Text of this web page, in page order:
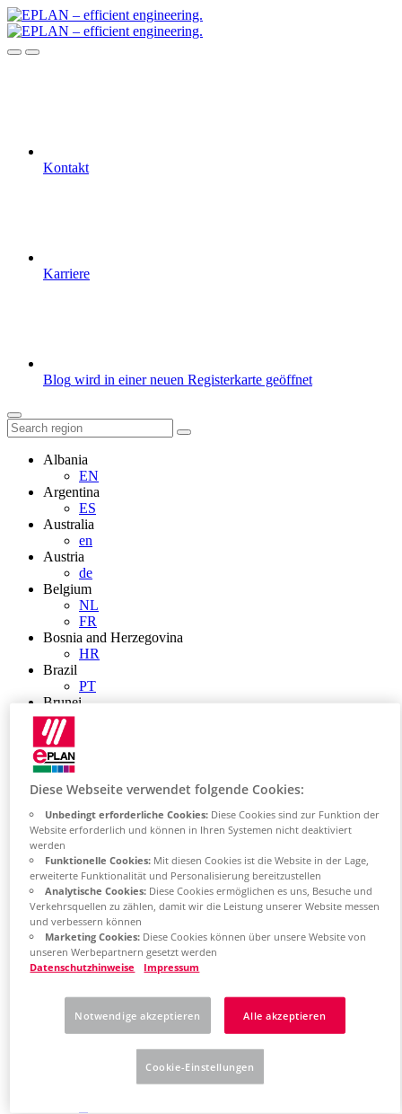
Kontakt
Karriere
Blog wird in einer neuen Registerkarte geöffnet
Albania
EN
Argentina
ES
Australia
en
Austria
de
Belgium
NL
FR
Bosnia and Herzegovina
HR
Brazil
PT
Brunei
Bulgaria
Canada
en
FR
Chile
ES
China
ZH
EN
China Taiwan
EN
Colombia
ES
Croatia
HR
CZ
Diese Webseite verwendet folgende Cookies:
Unbedingt erforderliche Cookies:Diese Cookies sind zur Funktion der
Website erforderlich und können in Ihren Systemen nicht deaktiviert
werden
Funktionelle Cookies:Mit diesen Cookies ist die Website in der Lage,
erweiterte Funktionalität und Personalisierung bereitzustellen
Analytische Cookies:Diese Cookies ermöglichen es uns, Besuche und
Verkehrsquellen zu zählen, damit wir die Leistung unserer Website messen
und verbessern können
Marketing Cookies:Diese Cookies können über unsere Website von
unseren Werbepartnern gesetzt werden
Datenschutzhinweise
Impressum
Notwendige akzeptieren Alle akzeptieren
Cookie-Einstellungen